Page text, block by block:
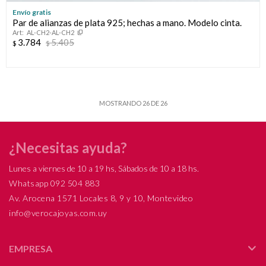
Envío gratis
Par de alianzas de plata 925; hechas a mano. Modelo cinta.
AL-CH2-AL-CH2
$ 3.784 $5.405
MOSTRANDO 26DE 26
¿Necesitas ayuda?
Lunes a viernes de 10 a 19 hs, Sábados de 10 a 18 hs.
Whatsapp 092 504 883
Av. Arocena 1571 Locales 8, 9 y 10, Montevideo
info@verocajoyas.com.uy
EMPRESA